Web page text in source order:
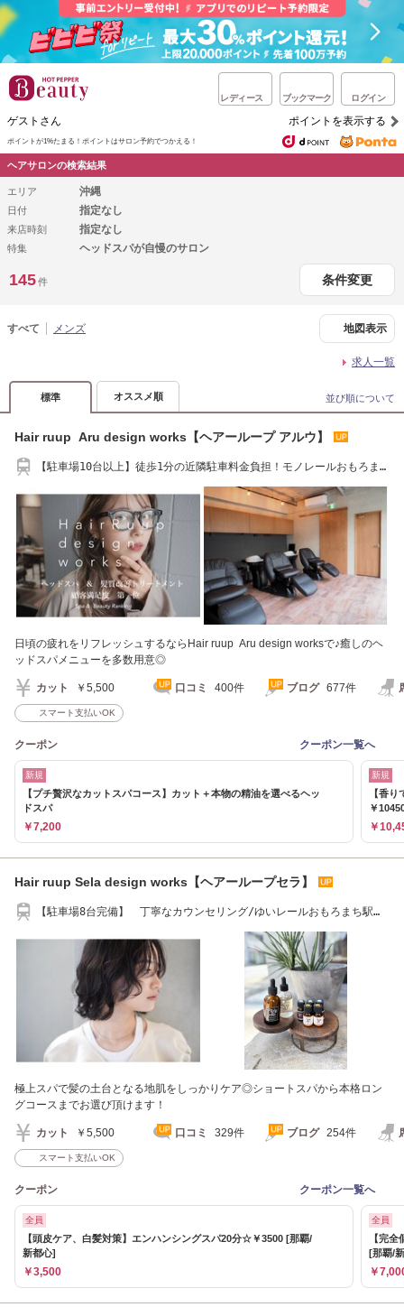
レディース ブックマーク ログイン
ゲストさん ポイントを表示する
ポイントが1%たまる！ ポイントはサロン予約でつかえる！
ヘアサロンの検索結果
エリア 沖縄
日付 指定なし
来店時刻 指定なし
特集 ヘッドスパが自慢のサロン
145件 条件変更
すべて メンズ 地図表示
求人一覧
標準 オススメ順 並び順について
Hair ruup Aru design works【ヘアーループ アルウ】
【駐車場10台以上】徒歩1分の近隣駐車料金負担！モノレールおもろま
日頃の疲れをリフレッシュするならHair ruup Aru design worksで♪癒しのヘ
ッドスパメニューを多数用意◎
カット ￥5,500 口コミ 400件 ブログ 677件
スマート支払いOK
クーポン クーポン一覧へ
新規
【プチ贅沢なカットスパコース】カット＋本物の精油を選べるヘッ
ドスパ
￥7,200
新規
【香
￥
￥
Hair ruup Sela design works【ヘアーループセラ】
【駐車場8台完備】 丁寧なカウンセリング/ゆいレールおもろまち駅か
極上スパで髪の土台となる地肌をしっかりケア◎ショートスパから本格ロン
グコースまでお選び頂けます！
カット ￥5,500 口コミ 329件 ブログ 254件
スマート支払いOK
クーポン クーポン一覧へ
全員
【頭皮ケア、白髪対策】エンハンシングスパ20分☆￥3500 [那覇/
新都心]
￥3,500
全員
【完
[那覇/
￥